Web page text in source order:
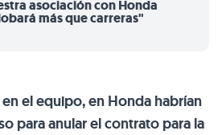
asociación con Honda
más que carreras"
el equipo, en Honda habrían
para anular el contrato para la